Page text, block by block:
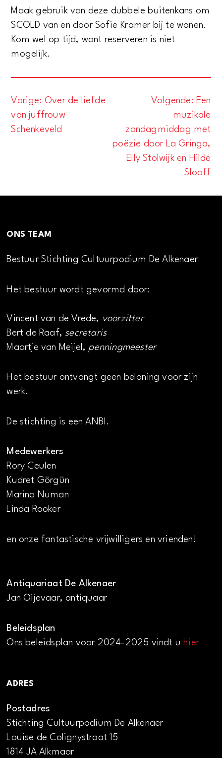
Maak gebruik van deze dubbele buitenkans om
SCOLD van en door Sofie Kramer bij te wonen.
Kom wel op tijd, want reserveren is niet
mogelijk.
Bericht
navigatie
Vorige: Over de liefde
van juffrouw
Schenkeveld
Volgende: Een
muzikale
zondagmiddag met
poëzie door La Gringa,
Elly Stolwijk en Hilde
Slooff
ONS TEAM
Bestuur Stichting Cultuurpodium De Alkenaer
Het bestuur wordt gevormd door:
Vincent van de Vrede, voorzitter
Bert de Raaf, secretaris
Maartje van Meijel, penningmeester
Het bestuur ontvangt geen beloning voor zijn
werk.
De stichting is een ANBI.
Medewerkers
Rory Ceulen
Kudret Görgün
Marina Numan
Linda Rooker
en onze fantastische vrijwilligers en vrienden!
Antiquariaat De Alkenaer
Jan Oijevaar, antiquaar
Beleidsplan
Ons beleidsplan voor 2024-2025 vindt u hier
ADRES
Postadres
Stichting Cultuurpodium De Alkenaer
Louise de Colignystraat 15
1814 JA Alkmaar